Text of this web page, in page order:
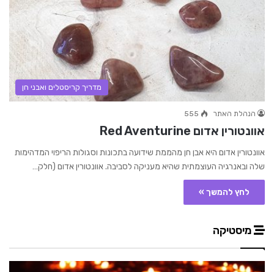
מדריך קריסטלים ואבני חן
הנהלת האתר 555
אוונטורין אדום Red Aventurine
אוונטורין אדום היא אבן חן מהממת שידועה בתכונות וסגולות הריפוי המדהימות
שלה ובאנרגיה העוצמתית שהיא מעניקה לסביבה. אוונטורין אדום (חלק…
לחץ להמשך »
מיסטיקה